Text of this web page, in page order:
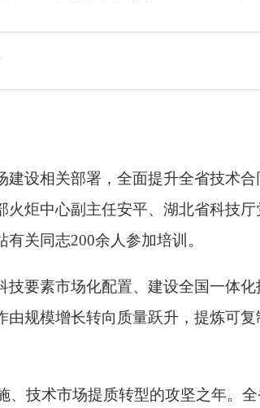
建设相关部署，全面提升全省技术合
火炬中心副主任安平、 湖北省科技
有关同志200余人参加培训。
技要素市场化配置、建设全国一体
规模增长转向质量跃升，提炼可
、技术市场提质转型的攻坚之年。